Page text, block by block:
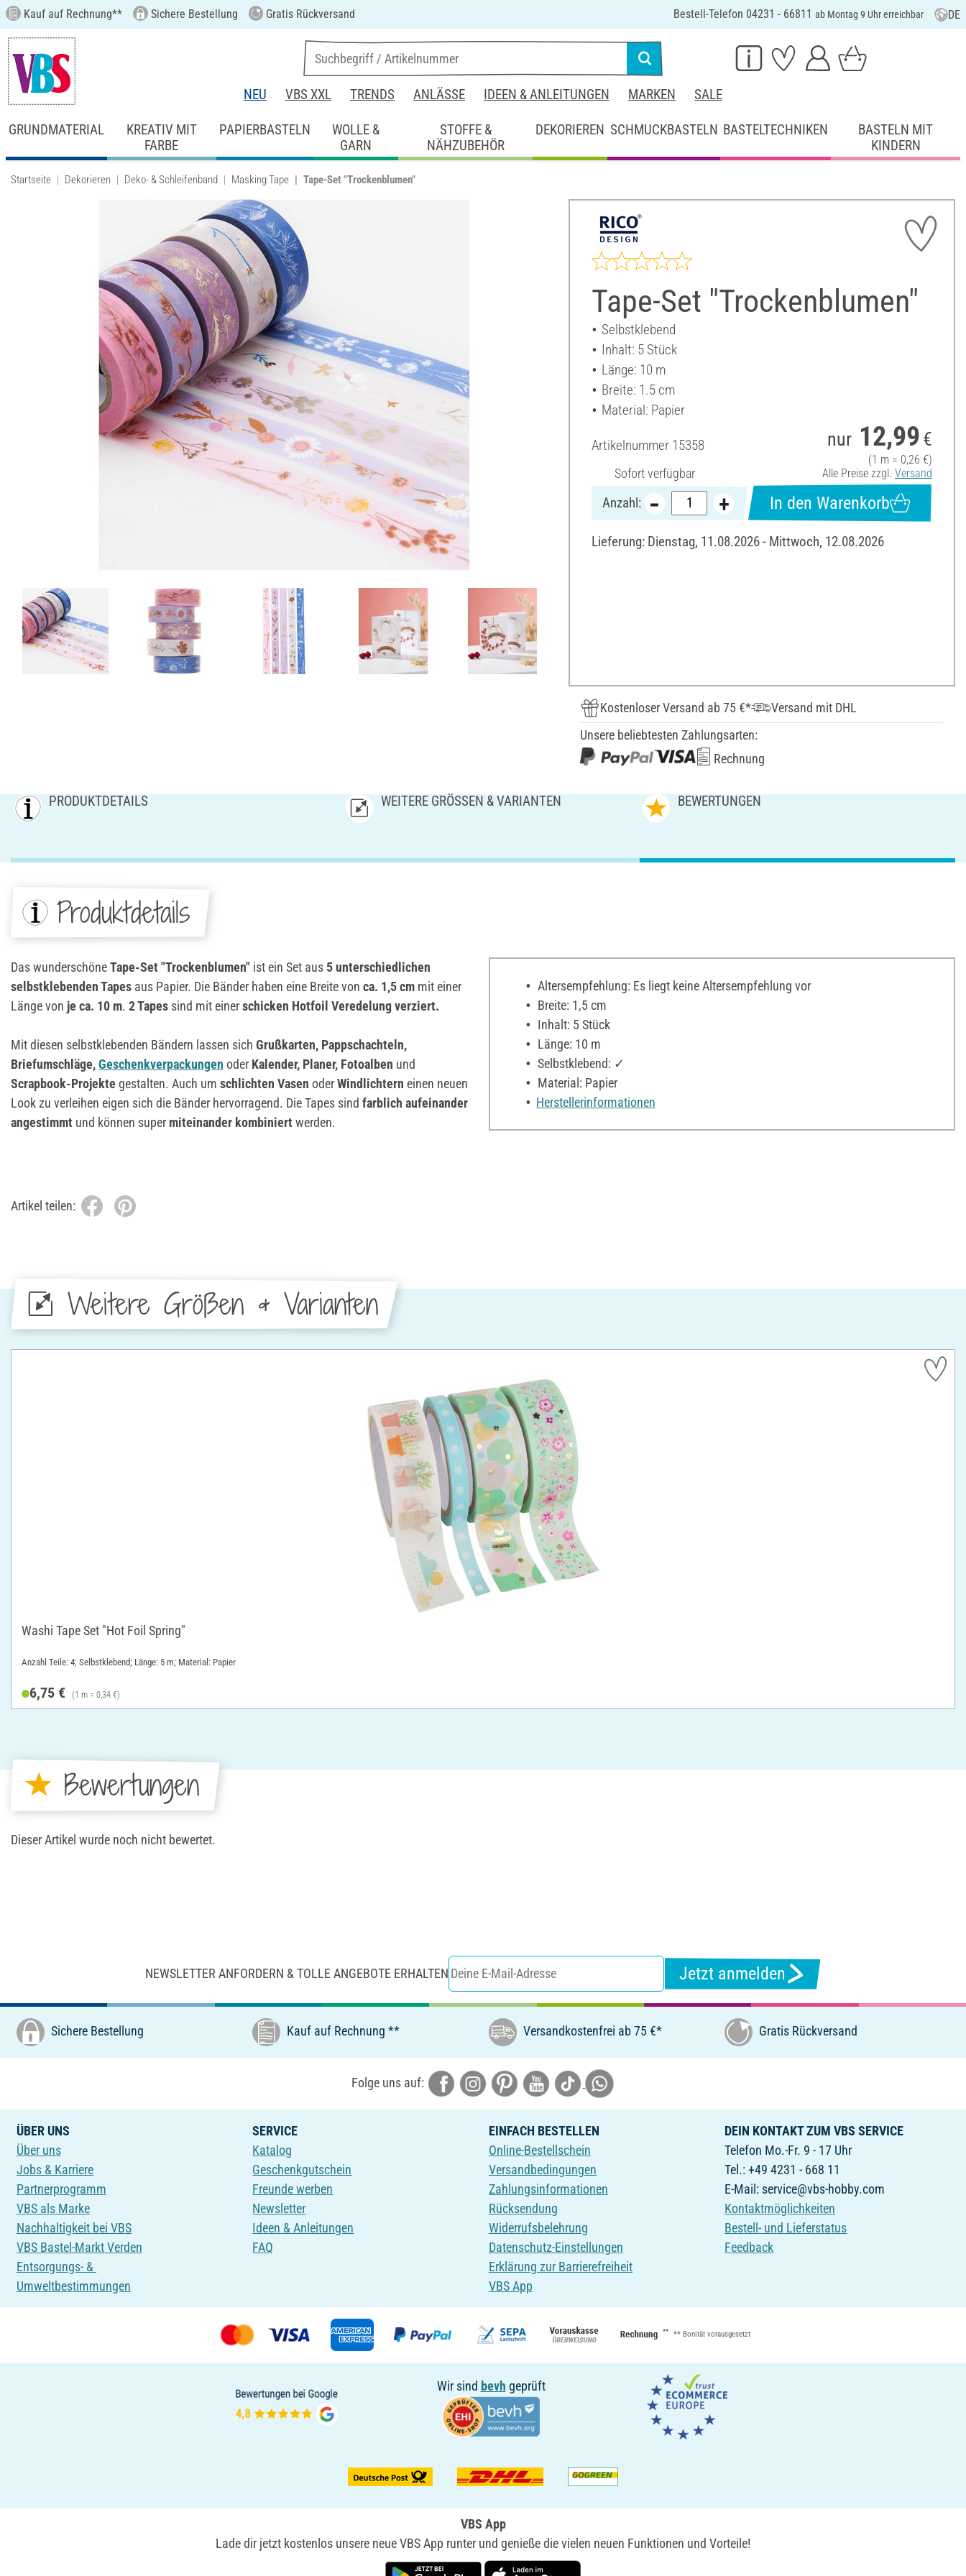
Kauf auf Rechnung** Sichere Bestellung Gratis Rückversand Bestell-Telefon 04231 - 66811 ab Montag 9 Uhr erreichbar DE
NEU VBS XXL TRENDS ANLÄSSE IDEEN & ANLEITUNGEN MARKEN SALE
GRUNDMATERIAL
KREATIV MIT
FARBE
PAPIERBASTELN
WOLLE &
GARN
STOFFE &
NÄHZUBEHÖR
DEKORIEREN SCHMUCKBASTELN BASTELTECHNIKEN
BASTELN MIT
KINDERN
Startseite Dekorieren Deko- & Schleifenband Masking Tape Tape-Set "Trockenblumen"
Tape-Set "Trockenblumen"
Selbstklebend
Inhalt: 5 Stück
Länge: 10 m
Breite: 1.5 cm
Material: Papier
Artikelnummer 15358
Sofort verfügbar
nur 12,99 €
(1 m = 0,26 €)
Alle Preise zzgl. Versand
Anzahl: In den Warenkorb
Lieferung: Dienstag, 11.08.2026 - Mittwoch, 12.08.2026
Kostenloser Versand ab 75 €*
Versand mit DHL
Unsere beliebtesten Zahlungsarten:
Rechnung
PRODUKTDETAILS WEITERE GRÖSSEN & VARIANTEN BEWERTUNGEN
Produktdetails
Das wunderschöneTape-Set "Trockenblumen" ist ein Set aus 5 unterschiedlichen
selbstklebenden Tapes aus Papier. Die Bänder haben eine Breite von ca. 1,5 cm mit einer
Länge von je ca. 10 m. 2 Tapes sind mit einerschicken Hotfoil Veredelung verziert.
Mit diesen selbstklebenden Bändern lassen sich Grußkarten, Pappschachteln,
Briefumschläge,Geschenkverpackungen oder Kalender, Planer, Fotoalben und
Scrapbook-Projekte gestalten. Auch um schlichten Vasen oderWindlichtern einen neuen
Look zu verleihen eigen sich die Bänder hervorragend. Die Tapes sind farblich aufeinander
angestimmt und können super miteinander kombiniert werden.
Altersempfehlung: Es liegt keine Altersempfehlung vor
Breite: 1,5 cm
Inhalt: 5 Stück
Länge: 10 m
Selbstklebend: ✓
Material: Papier
Herstellerinformationen
Artikel teilen:
Weitere Größen & Varianten
Washi Tape Set "Hot Foil Spring"
Anzahl Teile: 4; Selbstklebend; Länge: 5 m; Material: Papier
6,75 € (1 m = 0,34 €)
Bewertungen
Dieser Artikel wurde noch nicht bewertet.
NEWSLETTER ANFORDERN & TOLLE ANGEBOTE ERHALTEN Jetzt anmelden
Sichere Bestellung Kauf auf Rechnung ** Versandkostenfrei ab 75 €* Gratis Rückversand
Folge uns auf:
ÜBER UNS
Über uns
Jobs & Karriere
Partnerprogramm
VBS als Marke
Nachhaltigkeit bei VBS
VBS Bastel-Markt Verden
Entsorgungs- &
Umweltbestimmungen
SERVICE
Katalog
Geschenkgutschein
Freunde werben
Newsletter
Ideen & Anleitungen
FAQ
EINFACH BESTELLEN
Online-Bestellschein
Versandbedingungen
Zahlungsinformationen
Rücksendung
Widerrufsbelehrung
Datenschutz-Einstellungen
Erklärung zur Barrierefreiheit
VBS App
DEIN KONTAKT ZUM VBS SERVICE
Telefon Mo.-Fr. 9 - 17 Uhr
Tel.: +49 4231 - 668 11
E-Mail: service@vbs-hobby.com
Kontaktmöglichkeiten
Bestell- und Lieferstatus
Feedback
** ** Bonität vorausgesetzt
Wir sind bevh geprüft
VBS App
Lade dir jetzt kostenlos unsere neue VBS App runter und genieße die vielen neuen Funktionen und Vorteile!